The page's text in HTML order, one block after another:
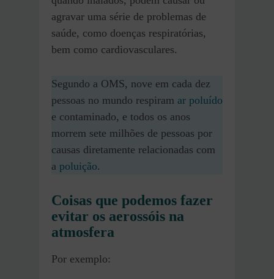
agravar uma série de problemas de
saúde, como doenças respiratórias,
bem como cardiovasculares.
Segundo a OMS, nove em cada dez
pessoas no mundo respiram ar poluído
e contaminado, e todos os anos
morrem sete milhões de pessoas por
causas diretamente relacionadas com
a poluição.
Coisas que podemos fazer
evitar os aerossóis na
atmosfera
Por exemplo: